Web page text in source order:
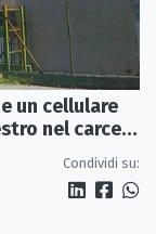
un cellulare
nel carcere
Condividi su: